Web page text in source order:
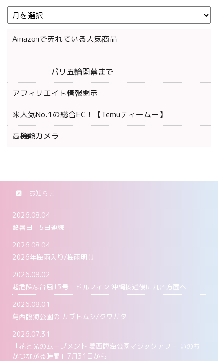
Amazonで売れている人気商品
パリ五輪開幕まで
アフィリエイト情報開示
米人気No.1の総合EC！【Temuティームー】
高機能カメラ
お知らせ
2026.08.04
酷暑日 5日連続
2026.08.04
2026年梅雨入り/梅雨明け
2026.08.02
超危険な台風13号 ドルフィン 沖縄接近後に九州方面へ
2026.08.01
葛西臨海公園の カブトムシ/クワガタ
2026.07.31
「花と光のムーブメント 葛西臨海公園マジックアワー いのち
がつながる時間」7月31日から